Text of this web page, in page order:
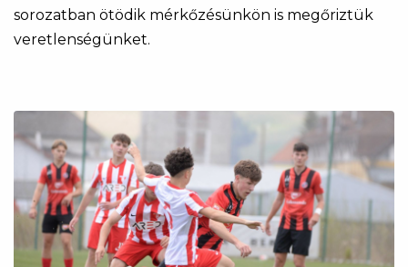
sorozatban ötödik mérkőzésünkön is megőriztük
veretlenségünket.